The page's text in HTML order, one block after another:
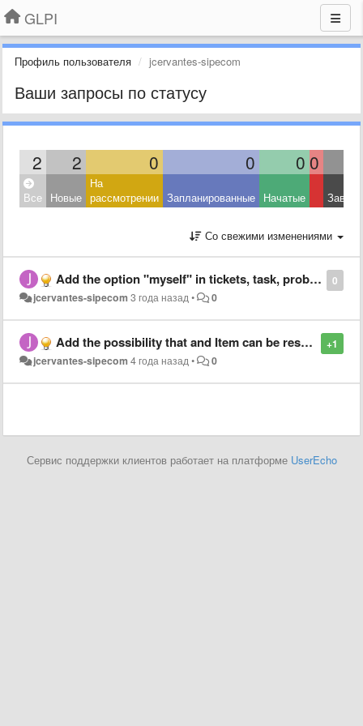
GLPI
Профиль пользователя jcervantes-sipecom
Ваши запросы по статусу
2 2 0 0 0 0
Все Новые
На
рассмотрении Запланированные Начатые
Со свежими изменениями
0
Add the option "myself" in tickets, task, problems, changes, project templates assignees
jcervantes-sipecom 3 года назад• 0
+1
Add the possibility that and Item can be reserved (reservation) multiple times at the same time
jcervantes-sipecom 4 года назад• 0
Сервис поддержки клиентов работает на платформе UserEcho